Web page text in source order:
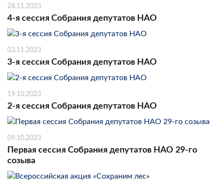
28.11.2023
4-я сессия Собрания депутатов НАО
03.11.2023
3-я сессия Собрания депутатов НАО
19.10.2023
2-я сессия Собрания депутатов НАО
09.10.2023
Первая сессия Собрания депутатов НАО 29-го
созыва